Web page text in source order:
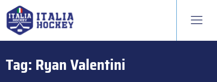
Tag: Ryan Valentini